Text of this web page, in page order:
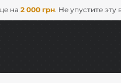
на 2 000 грн. Не упустите эту